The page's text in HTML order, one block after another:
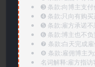
➌️ 条款:向博主支付
➍️ 条款:只向有购买
➎ 条款:雇方承诺不
➏️ 条款:博主也不负
❼ 条款:白天完成
❽ 条款:雇佣博主
名词解释:雇方指